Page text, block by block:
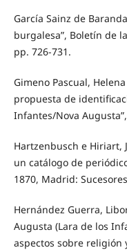
García Sainz de
burgalesa”, Boletín de
pp. 726-731.
Gimeno Pascual,
propuesta de
Infantes/Nova
Hartzenbusch e Hiriart,
un catálogo de
1870, Madrid:
Hernández Guerra,
Augusta (Lara de los
aspectos sobre religión